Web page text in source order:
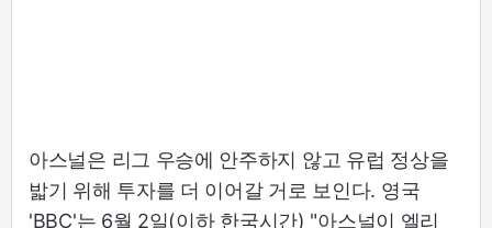
아스널은 리그 우승에 안주하지 않고 유럽 정상을
밟기 위해 투자를 더 이어갈 거로 보인다. 영국
'BBC'는 6월 2일(이하 한국시간) "아스널이 엘리